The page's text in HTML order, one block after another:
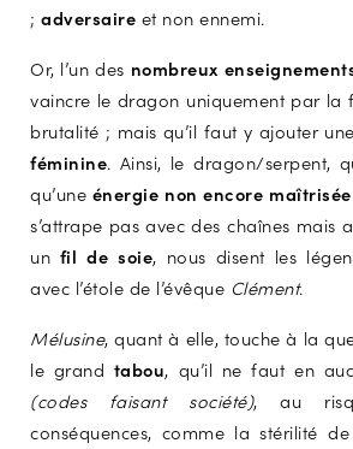
; adversaire et non ennemi.
Or, l’un des nombreux
vaincre le dragon uniquement par la
brutalité ; mais qu’il faut y ajouter
féminine. Ainsi, le dragon/serpent,
qu’une énergie non encore maîtrisée
s’attrape pas avec des chaînes mais
un fil de soie, nous disent les
avec l’étole de l’évêque Clément.
Mélusine, quant à elle, touche à la
le grand tabou, qu’il ne faut en
(codes faisant société), au
conséquences, comme la stérilité